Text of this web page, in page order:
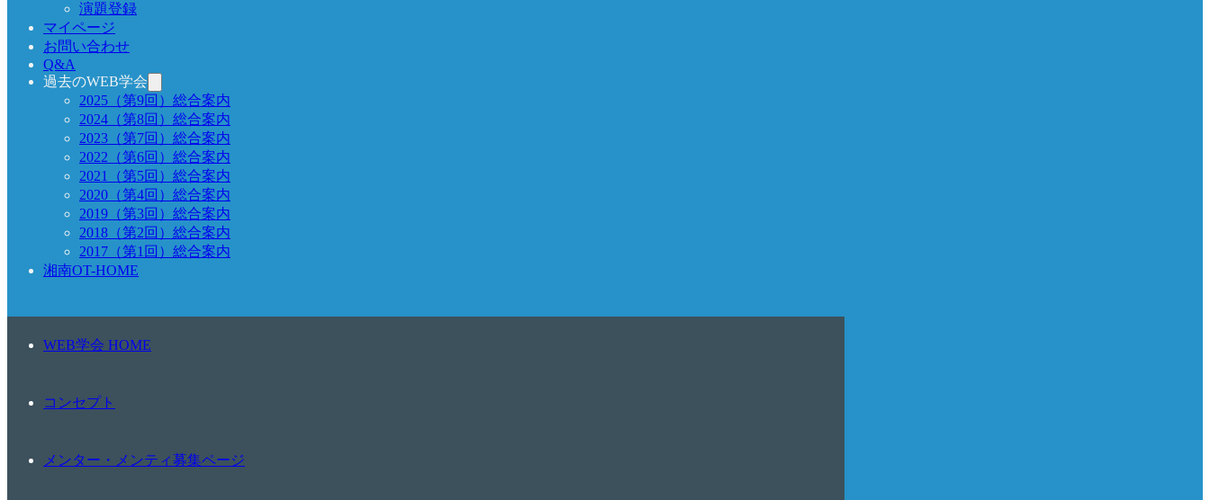
演題登録
マイページ
お問い合わせ
Q&A
過去のWEB学会
2025（第9回）総合案内
2024（第8回）総合案内
2023（第7回）総合案内
2022（第6回）総合案内
2021（第5回）総合案内
2020（第4回）総合案内
2019（第3回）総合案内
2018（第2回）総合案内
2017（第1回）総合案内
湘南OT-HOME
WEB学会 HOME
コンセプト
メンター・メンティ募集ページ